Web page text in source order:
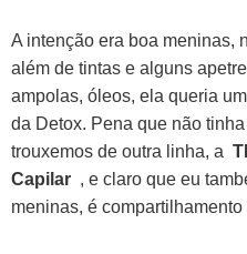
A intenção era boa meninas,
além de tintas e alguns
ampolas, óleos, ela queria
da Detox. Pena que não
trouxemos de outra linha, a
Capilar , e claro que eu
meninas, é